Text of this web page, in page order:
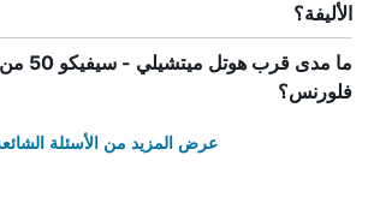
الأليفة؟
ما مدى
فلورنس؟
عرض المزيد من الأسئلة